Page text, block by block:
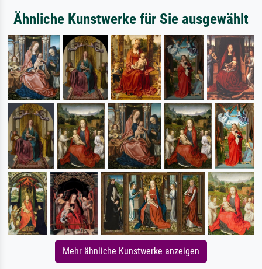
Ähnliche Kunstwerke für Sie ausgewählt
Mehr ähnliche Kunstwerke anzeigen